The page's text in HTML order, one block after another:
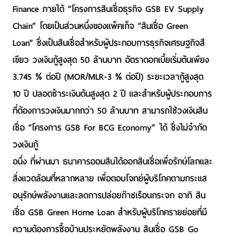
Finance ภายใต้ “โครงการสินเชื่อธุรกิจ GSB EV Supply
Chain” โดยเป็นส่วนหนึ่งของแพ็คเก็จ “สินเชื่อ Green
Loan” ซึ่งเป็นสินเชื่อสำหรับผู้ประกอบการธุรกิจเศรษฐกิจสี
เขียว วงเงินกู้สูงสุด 50 ล้านบาท อัตราดอกเบี้ยเริ่มต้นเพียง
3.745 % ต่อปี (MOR/MLR-3 % ต่อปี) ระยะเวลากู้สูงสุด
10 ปี ปลอดชำระเงินต้นสูงสุด 2 ปี และสำหรับผู้ประกอบการ
ที่ต้องการวงเงินมากกว่า 50 ล้านบาท สามารถใช้วงเงินสิน
เชื่อ “โครงการ GSB For BCG Economy” ได้ ซึ่งไม่จำกัด
วงเงินกู้
อนึ่ง ที่ผ่านมา ธนาคารออมสินได้ออกสินเชื่อเพื่อรักษ์โลกและ
สิ่งแวดล้อมที่หลากหลาย เพื่อตอบโจทย์ผู้บริโภคตามกระแส
อนุรักษ์พลังงานและลดการปล่อยก๊าซเรือนกระจก อาทิ สิน
เชื่อ GSB Green Home Loan สำหรับผู้บริโภครายย่อยที่มี
ความต้องการซื้อบ้านประหยัดพลังงาน สินเชื่อ GSB Go